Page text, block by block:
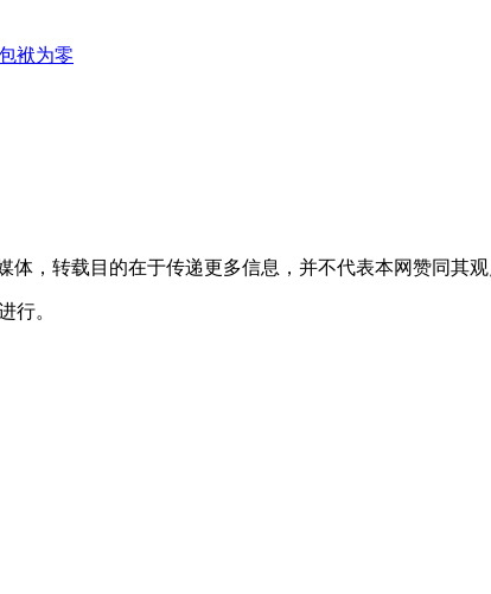
，转载目的在于传递更多信息，并不代表本网赞同其
行。